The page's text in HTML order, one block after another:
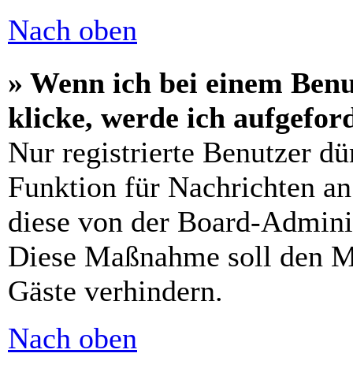
Nach oben
» Wenn ich bei einem
klicke, werde ich
Nur registrierte Benutzer
Funktion für Nachrichten
diese von der Board-
Diese Maßnahme soll den
Gäste verhindern.
Nach oben